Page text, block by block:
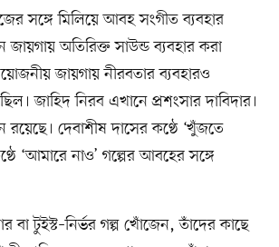
সঙ্গে মিলিয়ে আবহ সংগীত ব্যবহার
অতিরিক্ত সাউন্ড ব্যবহার করা
জায়গায় নীরবতার ব্যবহারও
জাহিদ নিরব এখানে প্রশংসার দাবিদার।
রয়েছে। দেবাশীষ দাসের কণ্ঠে ‘খুঁজতে
‘আমারে নাও’ গল্পের আবহের সঙ্গে
বা টুইস্ট–নির্ভর গল্প খোঁজেন, তাঁদের কাছে